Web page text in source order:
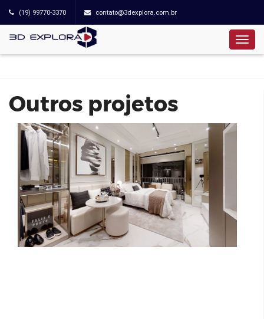
(19) 99770-3370 contato@3dexplora.com.br
Outros projetos
Cyrela Iconyc Studio
Stella Campo Belo 145m² | even